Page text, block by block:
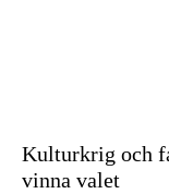
Kulturkrig och
vinna valet